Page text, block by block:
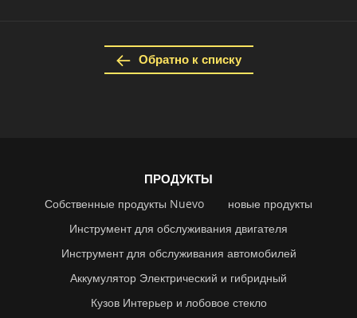
Обратно к списку
ПРОДУКТЫ
Собственные продукты Nuevo
новые продукты
Инструмент для обслуживания двигателя
Инструмент для обслуживания автомобилей
Аккумулятор Электрический и гибридный
Кузов Интерьер и лобовое стекло